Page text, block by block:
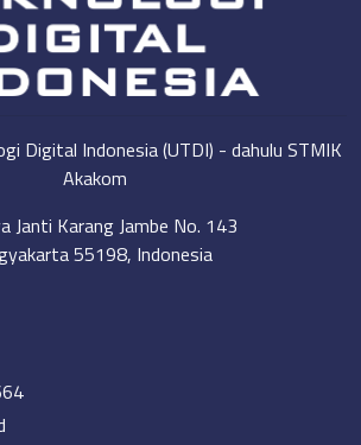
Digital Indonesia (UTDI) - dahulu STMIK
Akakom
Janti Karang Jambe No. 143
55198, Indonesia